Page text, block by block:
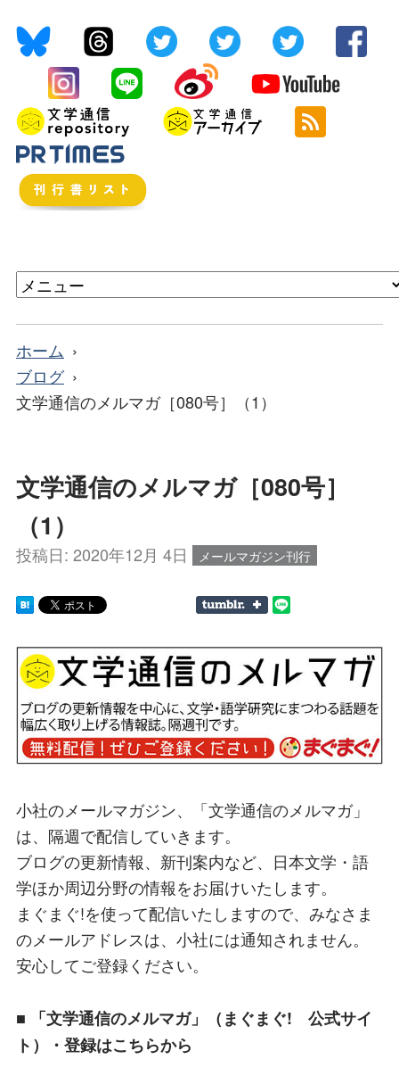
ホーム
ブログ
文学通信のメルマガ［080号］（1）
文学通信のメルマガ［080号］
（1）
投稿日: 2020年12月 4日 メールマガジン刊行
小社のメールマガジン、「文学通信のメルマガ」
は、隔週で配信していきます。
ブログの更新情報、新刊案内など、日本文学・語
学ほか周辺分野の情報をお届けいたします。
まぐまぐ!を使って配信いたしますので、みなさま
のメールアドレスは、小社には通知されません。
安心してご登録ください。
■ 「文学通信のメルマガ」（まぐまぐ! 公式サイ
ト）・登録はこちらから